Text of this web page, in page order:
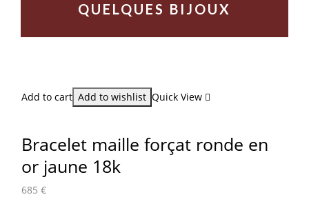
QUELQUES BIJOUX
Add to cart Add to wishlist Quick View
Bracelet maille forçat ronde en
or jaune 18k
685 €